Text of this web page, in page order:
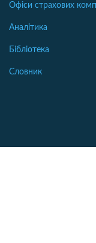
Офіси страхових
Аналітика
Бібліотека
Словник